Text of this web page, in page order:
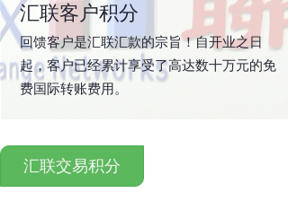
汇联客户积分
回馈客户是汇联汇款的宗旨！自开业之日
起，客户已经累计享受了高达数十万元的免
费国际转账费用。
汇联交易积分